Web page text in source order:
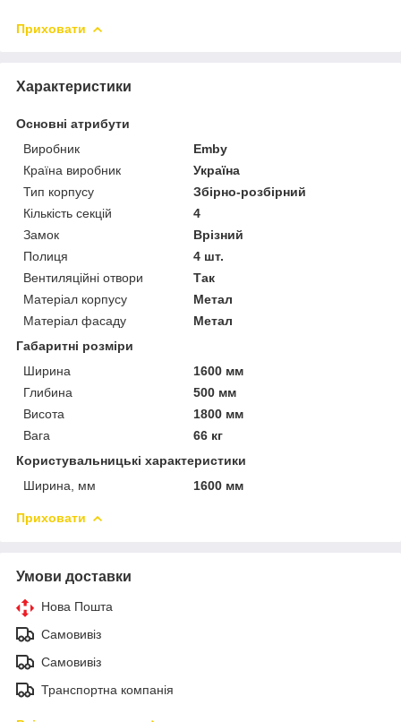
Приховати
Характеристики
Основні атрибути
Виробник
Emby
Країна виробник
Україна
Тип корпусу
Збірно-розбірний
Кількість секцій
4
Замок
Врізний
Полиця
4 шт.
Вентиляційні отвори
Так
Матеріал корпусу
Метал
Матеріал фасаду
Метал
Габаритні розміри
Ширина
1600 мм
Глибина
500 мм
Висота
1800 мм
Вага
66 кг
Користувальницькі характеристики
Ширина, мм
1600 мм
Приховати
Умови доставки
Нова Пошта
Самовивіз
Самовивіз
Транспортна компанія